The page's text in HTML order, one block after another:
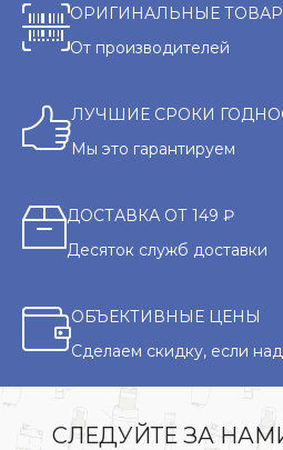
ОРИГИНАЛЬНЫЕ
От производителей
ЛУЧШИЕ СРОКИ
Мы это гарантируем
ДОСТАВКА ОТ 149 ₽
Десяток служб доставки
ОБЪЕКТИВНЫЕ ЦЕНЫ
Сделаем скидку, если
СЛЕДУЙТЕ ЗА